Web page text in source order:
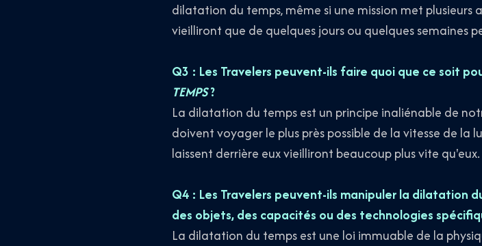
dilatation du temps, même si une mission met plusieurs
vieilliront que de quelques jours ou quelques semaines
Q3 : Les Travelers peuvent-ils faire quoi que ce soit
TEMPS?
La dilatation du temps est un principe inaliénable de
doivent voyager le plus près possible de la vitesse de la
laissent derrière eux vieilliront beaucoup plus vite qu'eux.
Q4 : Les Travelers peuvent-ils manipuler la dilatation
des objets, des capacités ou des technologies
La dilatation du temps est une loi immuable de la